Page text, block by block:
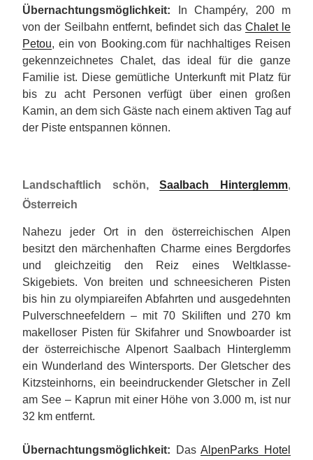
Übernachtungsmöglichkeit:
In Champéry, 200 m
von der Seilbahn entfernt, befindet sich das Chalet le
Petou, ein von Booking.com für nachhaltiges Reisen
gekennzeichnetes Chalet, das ideal für die ganze
Familie ist. Diese gemütliche Unterkunft mit Platz für
bis zu acht Personen verfügt über einen großen
Kamin, an dem sich Gäste nach einem aktiven Tag auf
der Piste entspannen können.
Landschaftlich schön,Saalbach Hinterglemm,
Österreich
Nahezu jeder Ort in den österreichischen Alpen
besitzt den märchenhaften Charme eines Bergdorfes
und gleichzeitig den Reiz eines Weltklasse-
Skigebiets. Von breiten und schneesicheren Pisten
bis hin zu olympiareifen Abfahrten und ausgedehnten
Pulverschneefeldern – mit 70 Skiliften und 270 km
makelloser Pisten für Skifahrer und Snowboarder ist
der österreichische Alpenort Saalbach Hinterglemm
ein Wunderland des Wintersports. Der Gletscher des
Kitzsteinhorns, ein beeindruckender Gletscher in Zell
am See – Kaprun mit einer Höhe von 3.000 m, ist nur
32 km entfernt.
Übernachtungsmöglichkeit: DasAlpenParks Hotel